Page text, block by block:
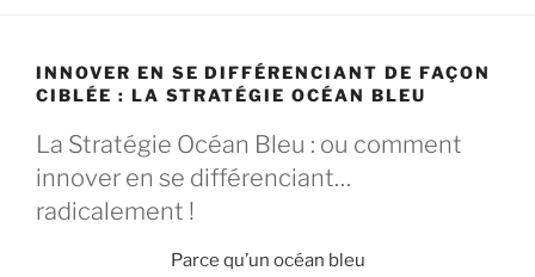
INNOVER EN SE DIFFÉRENCIANT DE FAÇON
CIBLÉE : LA STRATÉGIE OCÉAN BLEU
La Stratégie Océan Bleu : ou comment
innover en se différenciant…
radicalement !
Parce qu’un océan bleu